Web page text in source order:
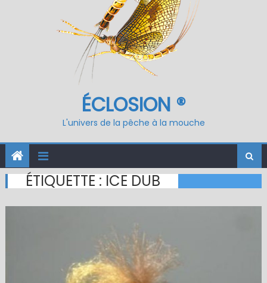
ÉCLOSION ®
L'univers de la pêche à la mouche
ÉTIQUETTE : ICE DUB